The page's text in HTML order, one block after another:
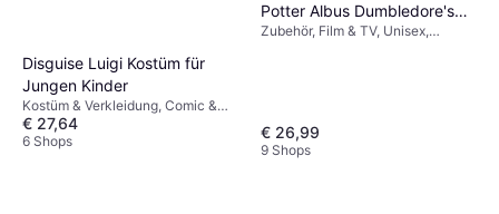
Disguise Luigi Kostüm für
Jungen Kinder
Kostüm & Verkleidung, Comic &
Animation, Film & TV, Spiel &
Spielzeug, Sonstige Filme & TV
€ 27,64
6 Shops
Potter Albus Dumbledore's
Character Wand
Zubehör, Film & TV, Unisex,
€ 26,99
9 Shops